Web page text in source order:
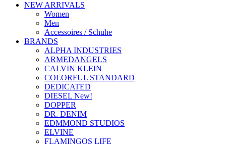
NEW ARRIVALS
Women
Men
Accessoires / Schuhe
BRANDS
ALPHA INDUSTRIES
ARMEDANGELS
CALVIN KLEIN
COLORFUL STANDARD
DEDICATED
DIESEL New!
DOPPER
DR. DENIM
EDMMOND STUDIOS
ELVINE
FLAMINGOS LIFE